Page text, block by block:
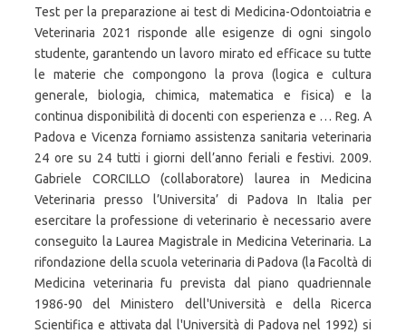
Test per la preparazione ai test di Medicina-Odontoiatria e
Veterinaria 2021 risponde alle esigenze di ogni singolo
studente, garantendo un lavoro mirato ed efficace su tutte
le materie che compongono la prova (logica e cultura
generale, biologia, chimica, matematica e fisica) e la
continua disponibilità di docenti con esperienza e … Reg. A
Padova e Vicenza forniamo assistenza sanitaria veterinaria
24 ore su 24 tutti i giorni dell’anno feriali e festivi. 2009.
Gabriele CORCILLO (collaboratore) laurea in Medicina
Veterinaria presso l’Universita’ di Padova In Italia per
esercitare la professione di veterinario è necessario avere
conseguito la Laurea Magistrale in Medicina Veterinaria. La
rifondazione della scuola veterinaria di Padova (la Facoltà di
Medicina veterinaria fu prevista dal piano quadriennale
1986-90 del Ministero dell'Università e della Ricerca
Scientifica e attivata dal­ l'Università di Padova nel 1992) si